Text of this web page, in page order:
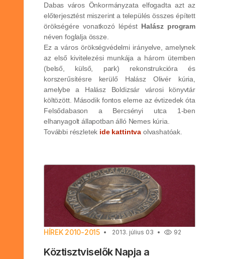
Dabas város Önkormányzata elfogadta azt az
előterjesztést miszerint a település összes épített
örökségére vonatkozó lépést Halász program
néven foglalja össze.
Ez a város örökségvédelmi irányelve, amelynek
az első kivitelezési munkája a három ütemben
(belső, külső, park) rekonstrukcióra és
korszerűsítésre kerülő Halász Olivér kúria,
amelybe a Halász Boldizsár városi könyvtár
költözött. Második fontos eleme az évtizedek óta
Felsődabason a Bercsényi utca 1-ben
elhanyagolt állapotban álló Nemes kúria.
További részletek ide kattintva olvashatóak.
HÍREK 2010-2015 2013. július 03 92
Köztisztviselők Napja a